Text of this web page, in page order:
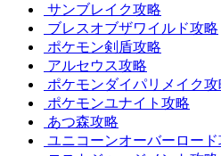
サンブレイク攻略
ブレスオブザワイルド攻略
ポケモン剣盾攻略
アルセウス攻略
ポケモンダイパリメイク攻
ポケモンユナイト攻略
あつ森攻略
ユニコーンオーバーロード